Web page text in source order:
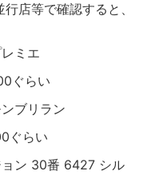
店等で確認すると、
ミエ
ぐらい
ブリラン
ぐらい
ン 30番 6427 シル